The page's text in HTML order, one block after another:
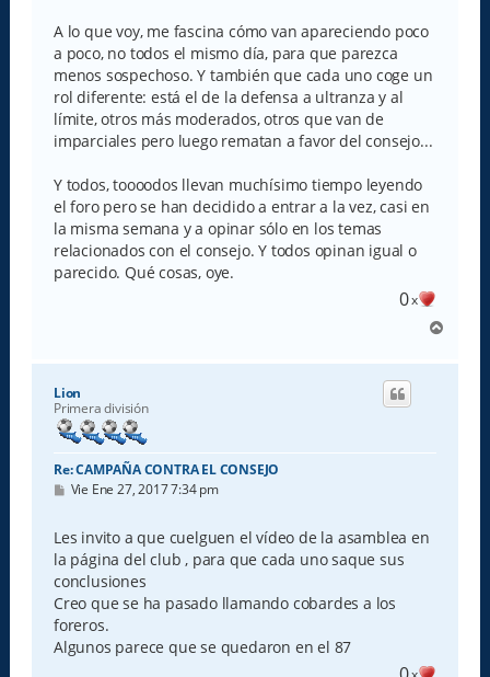
A lo que voy, me fascina cómo van apareciendo poco
a poco, no todos el mismo día, para que parezca
menos sospechoso. Y también que cada uno coge un
rol diferente: está el de la defensa a ultranza y al
límite, otros más moderados, otros que van de
imparciales pero luego rematan a favor del consejo...
Y todos, toooodos llevan muchísimo tiempo leyendo
el foro pero se han decidido a entrar a la vez, casi en
la misma semana y a opinar sólo en los temas
relacionados con el consejo. Y todos opinan igual o
parecido. Qué cosas, oye.
0x
r
Lion
Primera división
Re: CAMPAÑA CONTRA EL CONSEJO
M
s
a
e
Vie Ene 27, 2017 7:34 pm
Les invito a que cuelguen el vídeo de la asamblea en
la página del club , para que cada uno saque sus
conclusiones
Creo que se ha pasado llamando cobardes a los
foreros.
Algunos parece que se quedaron en el 87